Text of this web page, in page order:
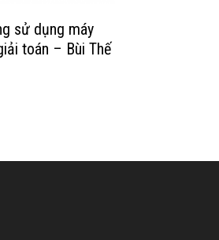
sử dụng máy
toán – Bùi Thế